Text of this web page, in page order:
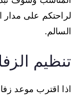
السالم.
تنظيم
اذا اقترب موعد